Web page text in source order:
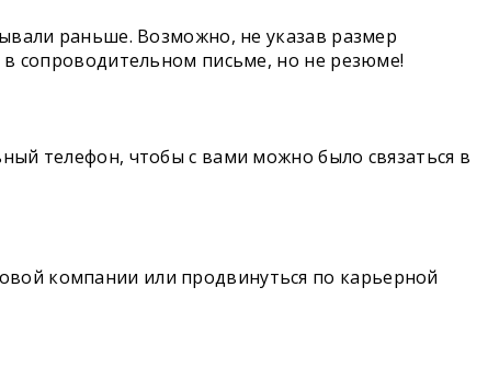
раньше. Возможно, не указав размер
в сопроводительном письме, но не резюме!
телефон, чтобы с вами можно было связаться в
компании или продвинуться по карьерной